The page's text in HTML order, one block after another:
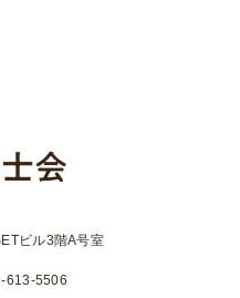
ビル3階A号室
613-5506